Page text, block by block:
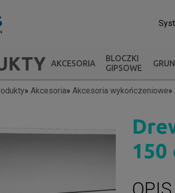
AKCESORIA
BLOCZKI
GIPSOWE
Akcesoria Akcesoria wykończeniowe
150